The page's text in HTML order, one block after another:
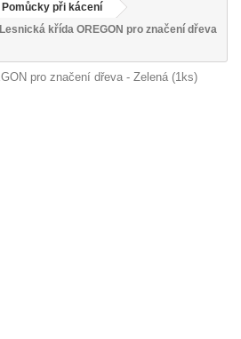
Pomůcky při kácení
Lesnická křída OREGON pro značení dřeva